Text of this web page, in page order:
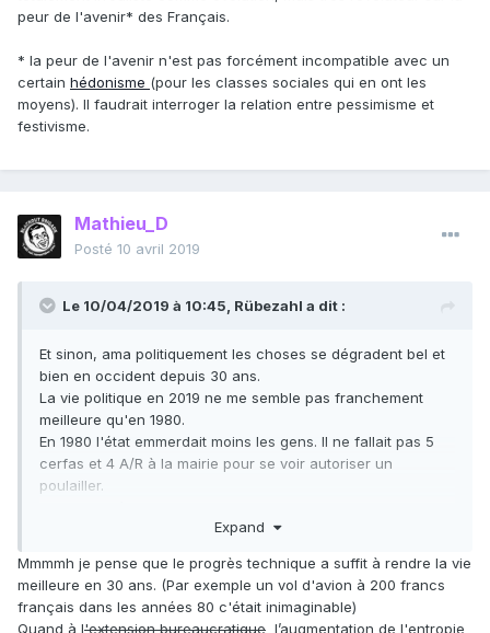
peur de l'avenir* des Français.
* la peur de l'avenir n'est pas forcément incompatible avec un
certain hédonisme (pour les classes sociales qui en ont les
moyens). Il faudrait interroger la relation entre pessimisme et
festivisme.
Mathieu_D
Posté 10 avril 2019
Le 10/04/2019 à 10:45, Rübezahl a dit :
Et sinon, ama politiquement les choses se dégradent bel et
bien en occident depuis 30 ans.
La vie politique en 2019 ne me semble pas franchement
meilleure qu'en 1980.
En 1980 l'état emmerdait moins les gens. Il ne fallait pas 5
cerfas et 4 A/R à la mairie pour se voir autoriser un
poulailler.
On est désormais asticoté par l'état 24/7/365. Et ça, il n'y a
Si les gens pensaient que les radars sont synonymes de
"vie meilleure", ils n'en auraient pas démontés les 3/4.
Expand
Mmmmh je pense que le progrès technique a suffit à rendre la vie
meilleure en 30 ans. (Par exemple un vol d'avion à 200 francs
français dans les années 80 c'était inimaginable)
Quand à l'extension bureaucratique l’augmentation de l'entropie